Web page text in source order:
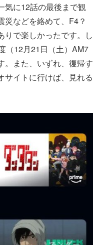
気に12話の最後まで観
災などを絡めて、F4？
りで楽しかったです。し
（12月21日（土）AM7
。また、いずれ、復帰す
サイトに行けば、見れる